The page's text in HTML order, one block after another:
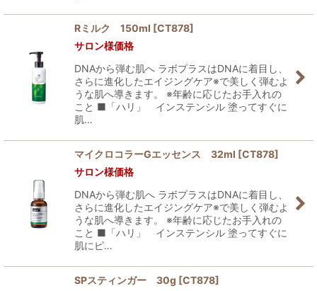
Rミルク 150ml [CT878]
サロン様価格
DNAから弾む肌へ ラボプラスはDNAに着目し、
さらに進化したエイジングケア※で美しく弾むよ
うな肌へ導きます。 ※年齢に応じたお手入れの
こと ■「ハリ」 インステンシル 塗ってすぐに
肌…
マイクロコラーGエッセンス 32ml [CT878]
サロン様価格
DNAから弾む肌へ ラボプラスはDNAに着目し、
さらに進化したエイジングケア※で美しく弾むよ
うな肌へ導きます。 ※年齢に応じたお手入れの
こと ■「ハリ」 インステンシル 塗ってすぐに
肌にピ…
SPスティンガー 30g [CT878]